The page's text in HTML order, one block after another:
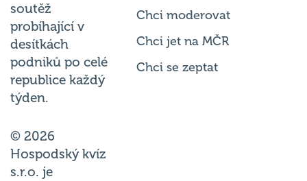
soutěž
probíhající v
desítkách
podniků po celé
republice každý
týden.
© 2026
Hospodský kvíz
s.r.o. je
Chci moderovat
Chci jet na MČR
Chci se zeptat